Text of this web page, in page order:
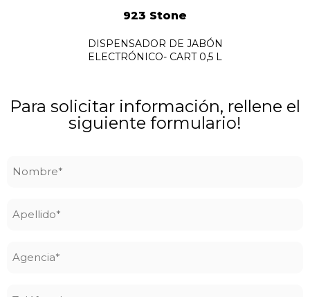
923 Stone
DISPENSADOR DE JABÓN
ELECTRÓNICO- CART 0,5 L
Para solicitar información, rellene el
siguiente formulario!